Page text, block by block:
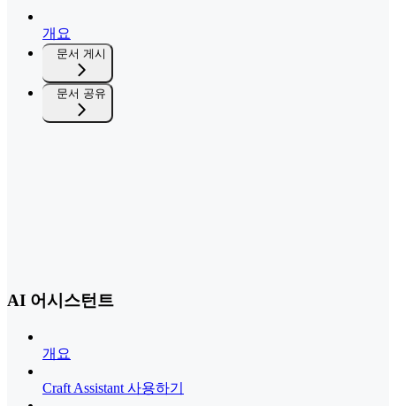
개요
문서 게시
문서 공유
AI 어시스턴트
개요
Craft Assistant 사용하기